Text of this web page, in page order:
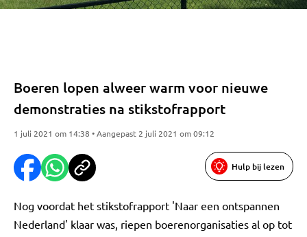
Boeren lopen alweer warm voor nieuwe
demonstraties na stikstofrapport
1 juli 2021 om 14:38 • Aangepast 2 juli 2021 om 09:12
Hulp bij lezen
Nog voordat het stikstofrapport 'Naar een ontspannen
Nederland' klaar was, riepen boerenorganisaties al op tot